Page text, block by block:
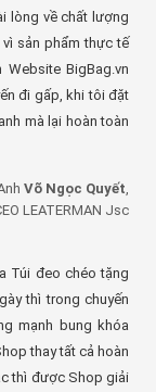
lòng về chất lượng
sản phẩm thực tế
BigBag.vn
đi gấp, khi tôi đặt
mà lại hoàn toàn
Võ Ngọc Quyết
LEATERMAN Jsc
Túi đeo chéo tặng
thì trong chuyến
mạnh bung khóa
thay tất cả hoàn
thì được Shop giải